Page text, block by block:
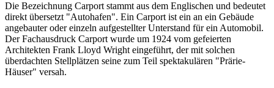
Die Bezeichnung Carport stammt aus dem Englischen und bedeutet
direkt übersetzt "Autohafen". Ein Carport ist ein an ein Gebäude
angebauter oder einzeln aufgestellter Unterstand für ein Automobil.
Der Fachausdruck Carport wurde um 1924 vom gefeierten
Architekten Frank Lloyd Wright eingeführt, der mit solchen
überdachten Stellplätzen seine zum Teil spektakulären "Prärie-
Häuser" versah.